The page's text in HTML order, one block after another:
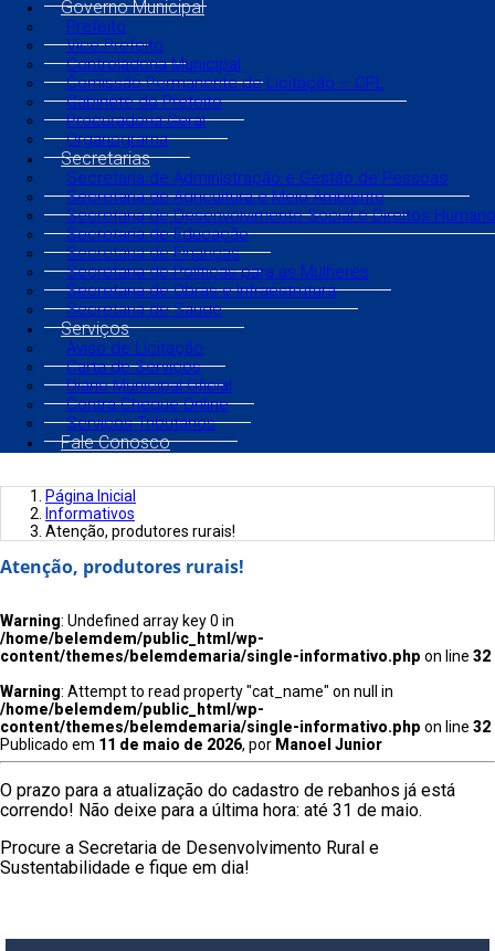
Governo Municipal
Prefeito
Vice Prefeito
Controladoria Municipal
Comissão Permanente de Licitação – CPL
Gabinete do Prefeito
Procuradoria Geral
Organograma
Secretarias
Secretaria de Administração e Gestão de Pessoas
Secretaria de Agricultura e Meio Ambiente
Secretaria de Desenvolvimento Social e Direitos
Secretaria de Educação
Secretaria de Finanças
Secretaria de Políticas para as Mulheres
Secretaria de Obras e Infraestrutura
Secretaria de Saúde
Serviços
Aviso de Licitação
Carta de Serviços
Diário Municipal Oficial
Contra Cheque Online
Serviços Tributários
Fale Conosco
Página Inicial
Informativos
Atenção, produtores rurais!
Atenção, produtores rurais!
Warning: Undefined array key 0 in
/home/belemdem/public_html/wp-
content/themes/belemdemaria/single-informativo.php on line 32
Warning: Attempt to read property "cat_name" on null in
/home/belemdem/public_html/wp-
content/themes/belemdemaria/single-informativo.php on line 32
Publicado em 11 de maio de 2026, por Manoel Junior
O prazo para a atualização do cadastro de rebanhos já está
correndo! Não deixe para a última hora: até 31 de maio.
Procure a Secretaria de Desenvolvimento Rural e
Sustentabilidade e fique em dia!